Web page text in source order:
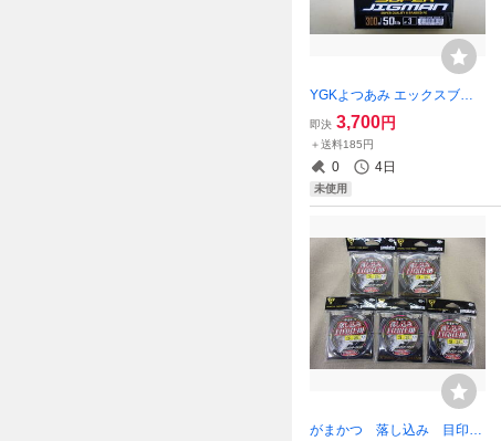
YGKよつあみ エックスブレ
イド スーパージグマンX8 3
号 300ｍ 50LB Xブレイド 8
本編み 送料185円
即決 3,700円
＋送料185円
0 4日
未使用
がまかつ 落し込み 目印仕